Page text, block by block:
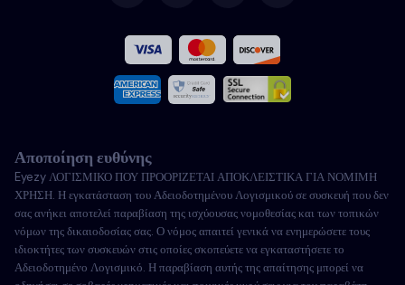
Γαλλικά
Ιταλικά
Πορτογαλικά
Türkçe
Πολωνικά
Αποποίηση ευθύνης
Eyezy ΛΟΓΙΣΜΙΚΟ ΠΟΥ ΠΡΟΟΡΙΖΕΤΑΙ ΑΠΟΚΛΕΙΣΤΙΚΑ ΓΙΑ ΝΟΜΙΜΗ
ΧΡΗΣΗ. Η εγκατάσταση του Αδειοδοτημένου Λογισμικού σε συσκευή που δεν
σας ανήκει αποτελεί παραβίαση της ισχύουσας νομοθεσίας και των τοπικών
νόμων της δικαιοδοσίας σας. Ο νόμος απαιτεί γενικά να ενημερώσετε τους
ιδιοκτήτες των συσκευών στις οποίες σκοπεύετε να εγκαταστήσετε το
Αδειοδοτημένο Λογισμικό. Η παραβίαση αυτής της απαίτησης μπορεί να